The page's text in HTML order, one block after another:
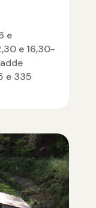
e
e 16,30-
e 335